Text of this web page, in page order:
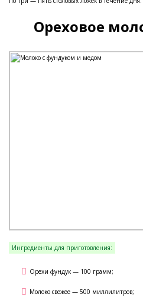
Ореховое
Ингредиенты для приготовления:
Орехи фундук — 100 грамм;
Молоко свежее — 500 миллилитров;